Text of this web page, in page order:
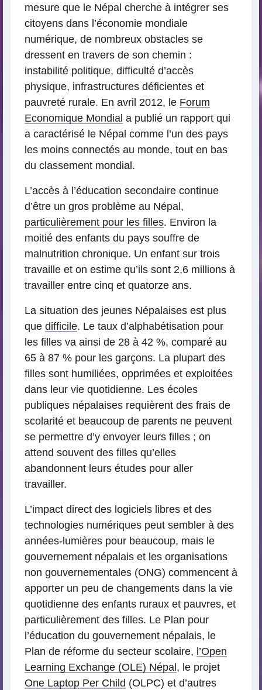
mesure que le Népal cherche à intégrer ses
citoyens dans l’économie mondiale
numérique, de nombreux obstacles se
dressent en travers de son chemin :
instabilité politique, difficulté d’accès
physique, infrastructures déficientes et
pauvreté rurale. En avril 2012, le Forum
Economique Mondial a publié un rapport qui
a caractérisé le Népal comme l’un des pays
les moins connectés au monde, tout en bas
du classement mondial.
L’accès à l’éducation secondaire continue
d’être un gros problème au Népal,
particulièrement pour les filles. Environ la
moitié des enfants du pays souffre de
malnutrition chronique. Un enfant sur trois
travaille et on estime qu’ils sont 2,6 millions à
travailler entre cinq et quatorze ans.
La situation des jeunes Népalaises est plus
que difficile. Le taux d’alphabétisation pour
les filles va ainsi de 28 à 42 %, comparé au
65 à 87 % pour les garçons. La plupart des
filles sont humiliées, opprimées et exploitées
dans leur vie quotidienne. Les écoles
publiques népalaises requièrent des frais de
scolarité et beaucoup de parents ne peuvent
se permettre d’y envoyer leurs filles ; on
attend souvent des filles qu’elles
abandonnent leurs études pour aller
travailler.
L’impact direct des logiciels libres et des
technologies numériques peut sembler à des
années-lumières pour beaucoup, mais le
gouvernement népalais et les organisations
non gouvernementales (ONG) commencent à
apporter un peu de changements dans la vie
quotidienne des enfants ruraux et pauvres, et
particulièrement des filles. Le Plan pour
l’éducation du gouvernement népalais, le
Plan de réforme du secteur scolaire, l’Open
Learning Exchange (OLE) Népal , le projet
One Laptop Per Child (OLPC) et d’autres